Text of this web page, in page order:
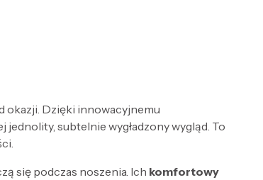
okazji. Dzięki innowacyjnemu
subtelnie wygładzony wygląd. To
się podczas noszenia. Ich komfortowy